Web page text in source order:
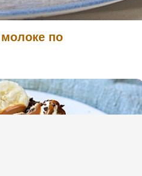
по